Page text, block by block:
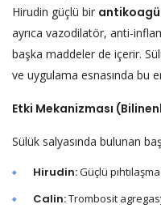
Hirudin güçlü bir
ayrıca vazodilatör, anti-
başka maddeler de içerir.
ve uygulama esnasında bu
Etki Mekanizması
Sülük salyasında bulunan
Hirudin:Güçlü
Calin:Trombosit